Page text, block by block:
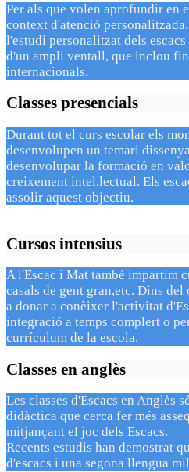
Per als que volen aprofundir en
context d'atenció personalitzada.
l'estudi personalitzat dels
d'un ampli ventall, que inclou
internacionals.
Classes presencials
Durant tot el curs escolar els
desenvolupen un temari
desenvolupar la formació en
creixement intel.lectual. Els
assolir aquest objectiu.
Cursos intensius
A l'Escac i Mat també impartim
casals de gent gran,etc. Dins
a donar a conèixer l'activitat
integració a temps complert o
currículum de la escola.
Classes en anglès
Les classes d'Escacs en Anglès
didàctica que cerca fer més
mitjançant el joc dels Escacs.
Recents estudis han demostrat
d'escacs i una segona llengua